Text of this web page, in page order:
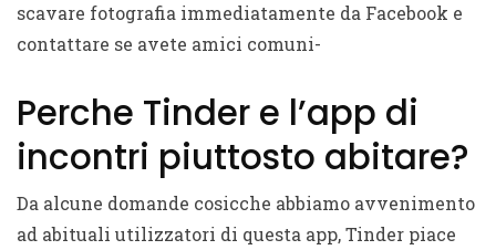
scavare fotografia immediatamente da Facebook e
contattare se avete amici comuni-
Perche Tinder e l’app di
incontri piuttosto abitare?
Da alcune domande cosicche abbiamo avvenimento
ad abituali utilizzatori di questa app, Tinder piace